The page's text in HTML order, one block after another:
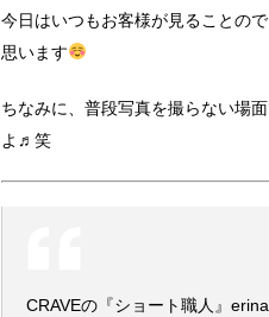
今日はいつもお客様が見ることの
思います
ちなみに、普段写真を撮らない場
よ♬笑
CRAVEの『ショート職人』erina